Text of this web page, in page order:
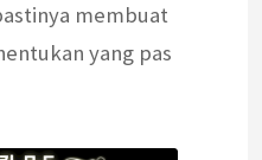
membuat
yang pas